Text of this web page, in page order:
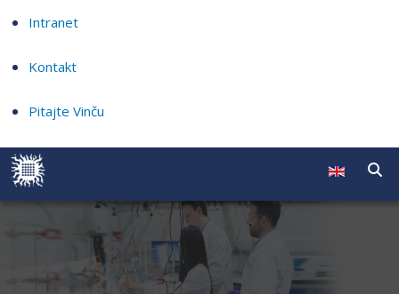
Intranet
Kontakt
Pitajte Vinču